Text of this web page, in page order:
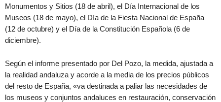
Monumentos y Sitios (18 de abril), el Día Internacional de los
Museos (18 de mayo), el Día de la Fiesta Nacional de España
(12 de octubre) y el Día de la Constitución Española (6 de
diciembre).
Según el informe presentado por Del Pozo, la medida, ajustada a
la realidad andaluza y acorde a la media de los precios públicos
del resto de España, «va destinada a paliar las necesidades de
los museos y conjuntos andaluces en restauración, conservación